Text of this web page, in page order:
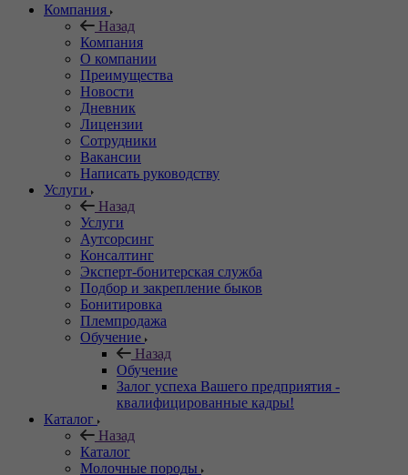
Компания
Назад
Компания
О компании
Преимущества
Новости
Дневник
Лицензии
Сотрудники
Вакансии
Написать руководству
Услуги
Назад
Услуги
Аутсорсинг
Консалтинг
Эксперт-бонитерская служба
Подбор и закрепление быков
Бонитировка
Племпродажа
Обучение
Назад
Обучение
Залог успеха Вашего предприятия -
квалифицированные кадры!
Каталог
Назад
Каталог
Молочные породы